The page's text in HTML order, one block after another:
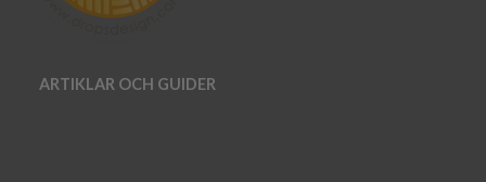
ARTIKLAR OCH GUIDER